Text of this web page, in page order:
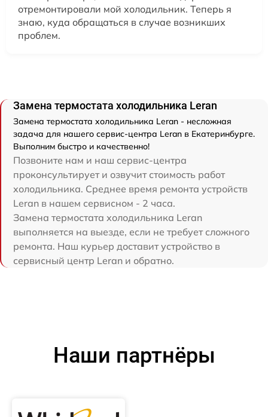
отремонтировали мой холодильник. Теперь я
знаю, куда обращаться в случае возникших
проблем.
Замена термостата холодильника Leran
Замена термостата холодильника Leran - несложная
задача для нашего сервис-центра Leran в Екатеринбурге.
Выполним быстро и качественно!
Позвоните нам и наш сервис-центра
проконсультирует и озвучит стоимость работ
холодильника. Среднее время ремонта устройств
Leran в нашем сервисном - 2 часа.
Замена термостата холодильника Leran
выполняется на выезде, если не требует сложного
ремонта. Наш курьер доставит устройство в
сервисный центр Leran и обратно.
Наши партнёры